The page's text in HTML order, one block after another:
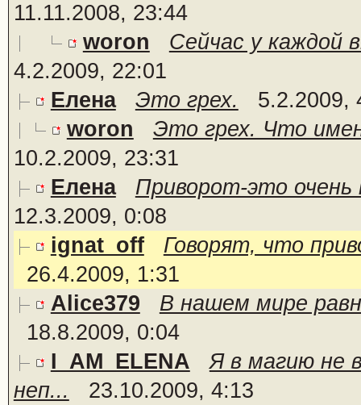
11.11.2008, 23:44
woron
Сейчас у каждой
4.2.2009, 22:01
Елена
Это грех.
5.2.2009,
woron
Это грех. Что
10.2.2009, 23:31
Елена
Приворот-это очень
12.3.2009, 0:08
ignat_off
Говорят, что
26.4.2009, 1:31
Alice379
В нашем мире
18.8.2009, 0:04
I_AM_ELENA
Я в магию не
неп...
23.10.2009, 4:13